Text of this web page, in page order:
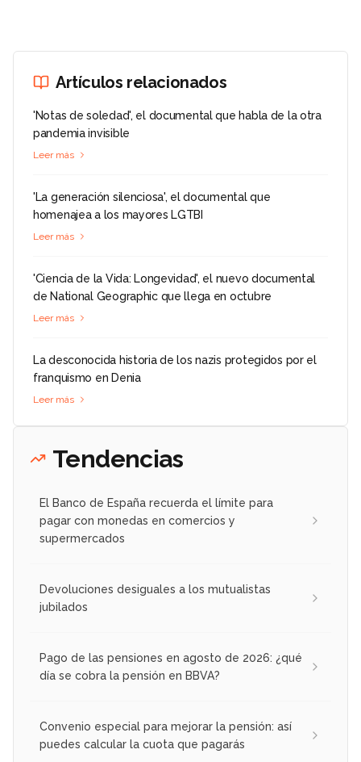
Artículos relacionados
'Notas de soledad', el documental que habla de la otra
pandemia invisible
Leer más
'La generación silenciosa', el documental que
homenajea a los mayores LGTBI
Leer más
'Ciencia de la Vida: Longevidad', el nuevo documental
de National Geographic que llega en octubre
Leer más
La desconocida historia de los nazis protegidos por el
franquismo en Denia
Leer más
Tendencias
El Banco de España recuerda el límite para
pagar con monedas en comercios y
supermercados
Devoluciones desiguales a los mutualistas
jubilados
Pago de las pensiones en agosto de 2026: ¿qué
día se cobra la pensión en BBVA?
Convenio especial para mejorar la pensión: así
puedes calcular la cuota que pagarás